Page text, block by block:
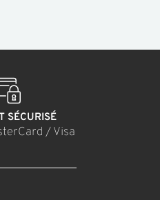
SÉCURISÉ
/ Visa